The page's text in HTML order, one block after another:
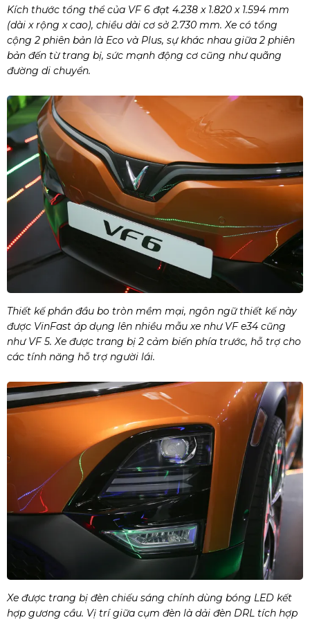
Kích thước tổng thể của VF 6 đạt 4.238 x 1.820 x 1.594 mm
(dài x rộng x cao), chiều dài cơ sở 2.730 mm. Xe có tổng
cộng 2 phiên bản là Eco và Plus, sự khác nhau giữa 2 phiên
bản đến từ trang bị, sức mạnh động cơ cũng như quãng
đường di chuyển.
Thiết kế phần đầu bo tròn mềm mại, ngôn ngữ thiết kế này
được VinFast áp dụng lên nhiều mẫu xe như VF e34 cũng
như VF 5. Xe được trang bị 2 cảm biến phía trước, hỗ trợ cho
các tính năng hỗ trợ người lái.
Xe được trang bị đèn chiếu sáng chính dùng bóng LED kết
hợp gương cầu. Vị trí giữa cụm đèn là dải đèn DRL tích hợp